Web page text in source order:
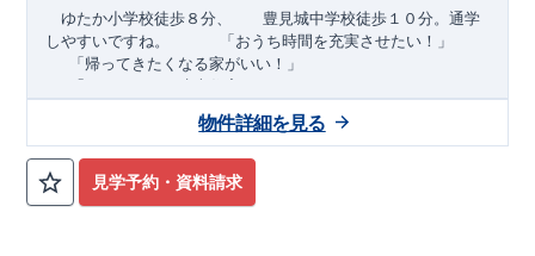
ゆたか小学校徒歩８分、 豊見城中学校徒歩１０分。通学
しやすいですね。
「おうち時間を充実させたい！」
「帰ってきたくなる家がいい！」
「おしゃれなら建売住宅もありかも！」
TEL:098-860-2201（火・水曜日定休日、年末年始休み）
■オプションではありません！全棟標準搭載
ム・ガス衣類乾燥機・食洗器・宅配ボックス・玄関電子キー・
見学予約・資料請求
物件詳細を見る